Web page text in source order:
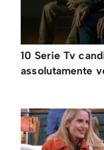
10 Serie Tv
assolutamente